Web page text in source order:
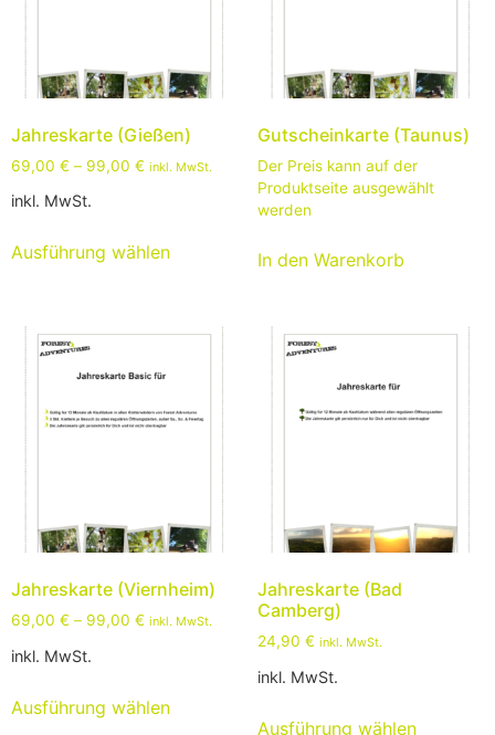
Jahreskarte (Gießen)
69,00 € – 99,00 € inkl. MwSt.
inkl. MwSt.
Ausführung wählen
Gutscheinkarte (Taunus)
Der Preis kann auf der
Produktseite ausgewählt
werden
In den Warenkorb
Jahreskarte (Viernheim)
69,00 € – 99,00 € inkl. MwSt.
inkl. MwSt.
Ausführung wählen
Jahreskarte (Bad
Camberg)
24,90 € inkl. MwSt.
inkl. MwSt.
Ausführung wählen